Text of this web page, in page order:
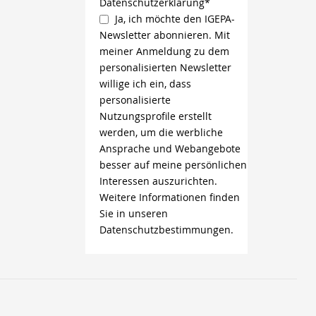
Ja, ich möchte den IGEPA-
Newsletter abonnieren. Mit
meiner Anmeldung zu dem
personalisierten Newsletter
willige ich ein, dass
personalisierte
Nutzungsprofile erstellt
werden, um die werbliche
Ansprache und Webangebote
besser auf meine persönlichen
Interessen auszurichten.
Weitere Informationen finden
Sie in unseren
Datenschutzbestimmungen.